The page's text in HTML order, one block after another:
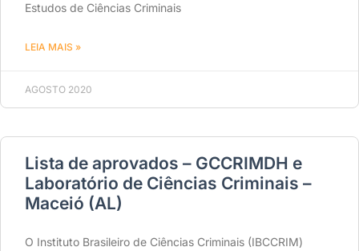
Estudos de Ciências Criminais
LEIA MAIS »
AGOSTO 2020
Lista de aprovados – GCCRIMDH e
Laboratório de Ciências Criminais –
Maceió (AL)
O Instituto Brasileiro de Ciências Criminais (IBCCRIM)